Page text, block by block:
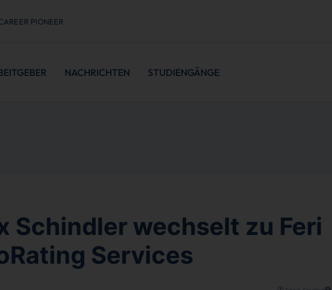
PIONEER
NACHRICHTEN STUDIENGÄNGE
Schindler wechselt zu Feri
Services